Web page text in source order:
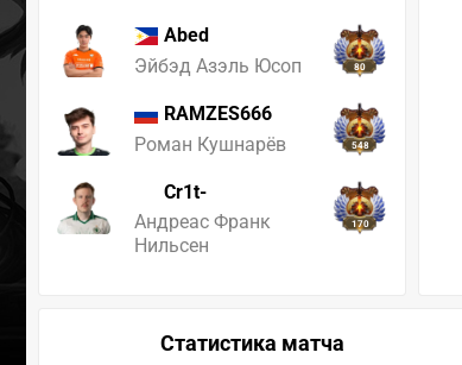
Abed
Эйбэд Азэль Юсоп
80
RAMZES666
Роман Кушнарёв
548
Cr1t-
Андреас Франк
Нильсен
170
Статистика матча